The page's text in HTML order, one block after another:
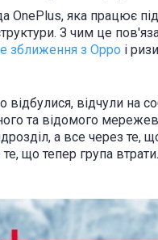
OnePlus, яка працює
З чим це
зближення з Oppo і
відчули на
та відомого
а все через те,
що тепер група